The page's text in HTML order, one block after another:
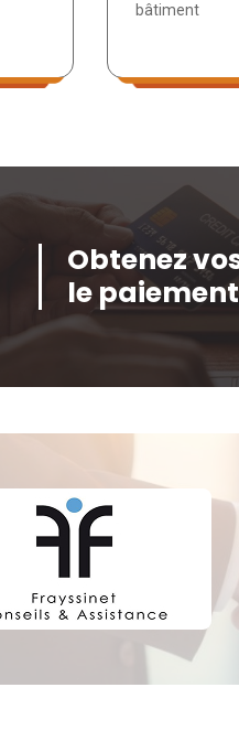
bâtiment
Obtenez
le